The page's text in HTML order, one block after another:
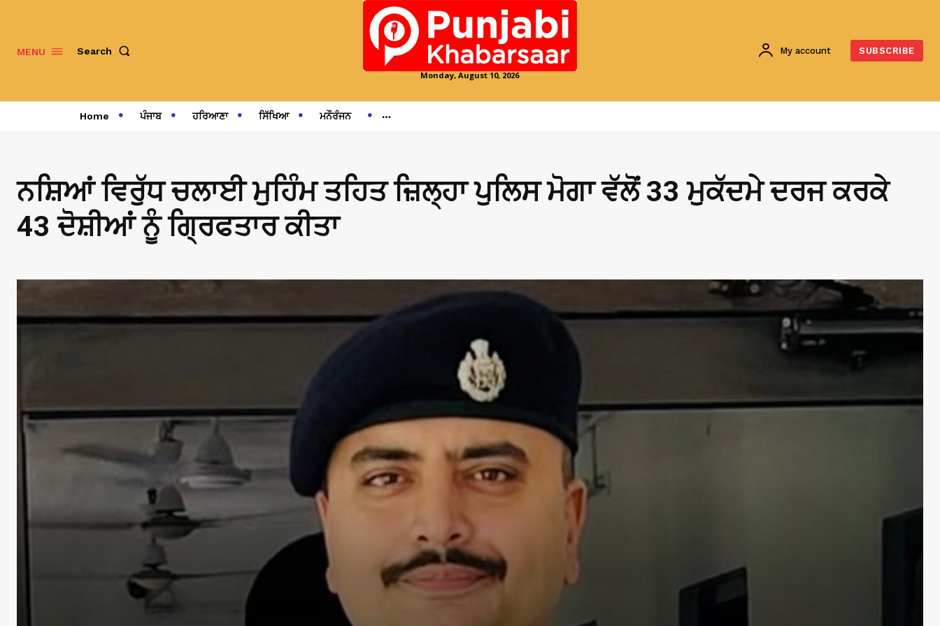
MENU Search
Monday, August 10, 2026
My account SUBSCRIBE
Home ਪੰਜਾਬ ਹਰਿਆਣਾ ਸਿੱਖਿਆ ਮਨੌਰੰਜਨ
ਨਸ਼ਿਆਂ ਵਿਰੁੱਧ ਚਲਾਈ ਮੁਹਿੰਮ ਤਹਿਤ ਜ਼ਿਲ੍ਹਾ ਪੁਲਿਸ ਮੋਗਾ ਵੱਲੋਂ 33 ਮੁਕੱਦਮੇ ਦਰਜ ਕਰਕੇ
43 ਦੋਸ਼ੀਆਂ ਨੂੰ ਗ੍ਰਿਫਤਾਰ ਕੀਤਾ